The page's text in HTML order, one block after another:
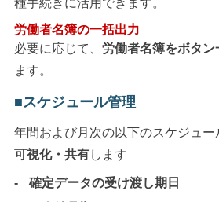
種手続きに活用できます。
労働者名簿の一括出力
必要に応じて、 労働者名簿をボタン
ます。
スケジュール管理
年間および月次の以下のスケジュー
可視化・共有します
確定データの受け渡し期日